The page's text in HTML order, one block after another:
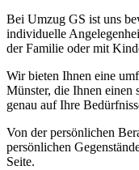
Bei Umzug GS ist uns
individuelle
der Familie oder mit
Wir bieten Ihnen eine
Münster, die Ihnen einen
genau auf Ihre
Von der persönlichen
persönlichen
Seite.